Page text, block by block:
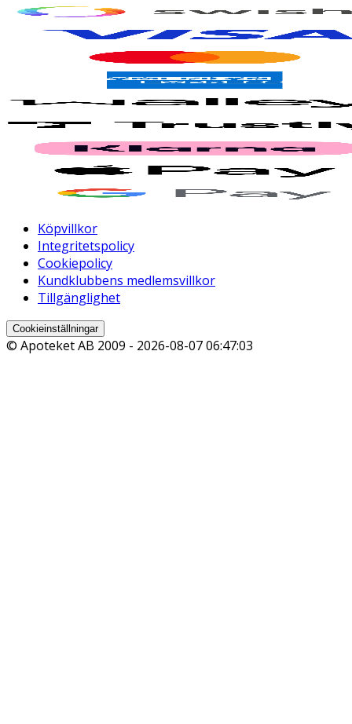
Köpvillkor
Integritetspolicy
Cookiepolicy
Kundklubbens medlemsvillkor
Tillgänglighet
Cookieinställningar
© Apoteket AB 2009 - 2026-08-07 06:47:03